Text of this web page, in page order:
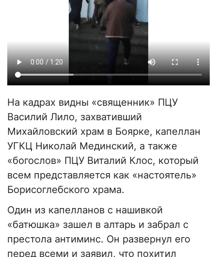
На кадрах видны «священник» ПЦУ
Василий Лило, захвативший
Михайловский храм в Боярке, капеллан
УГКЦ Николай Мединский, а также
«богослов» ПЦУ Виталий Клос, который
всем представляется как «настоятель»
Борисоглебского храма.
Один из капелланов с нашивкой
«батюшка» зашел в алтарь и забрал с
престола антиминс. Он развернул его
перед всеми и заявил, что похитил